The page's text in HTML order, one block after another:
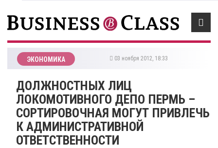
ЭКОНОМИКА 03 ноября 2012, 18:33
ДОЛЖНОСТНЫХ ЛИЦ
ЛОКОМОТИВНОГО ДЕПО ПЕРМЬ –
СОРТИРОВОЧНАЯ МОГУТ ПРИВЛЕЧЬ
К АДМИНИСТРАТИВНОЙ
ОТВЕТСТВЕННОСТИ